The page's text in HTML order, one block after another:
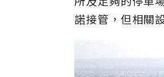
諾接管，但相關